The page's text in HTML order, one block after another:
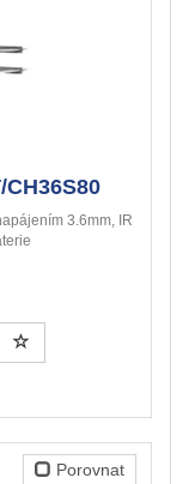
CH36S80
3.6mm, IR
Porovnat